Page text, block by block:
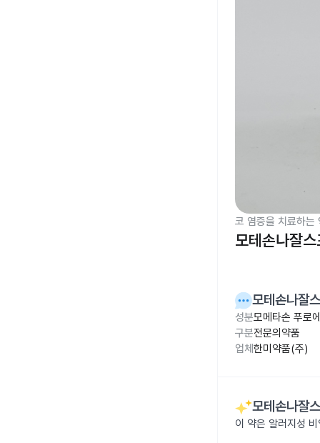
코 염증을 치료하는
모테손나잘
모테손나잘
성분모메타손 푸로
구분전문의약품
업체 한미약품(주)
모테손나잘
이 약은 알러지성